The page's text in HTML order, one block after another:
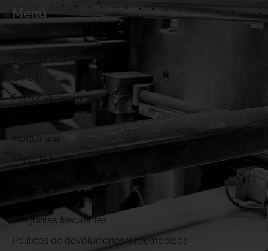
Menú
UV DTF
Personalización
Maquinaria
Servicio técnico
¿Cómo funcionamos?
Preguntas frecuentes
Politicas de devoluciones y reembolsos